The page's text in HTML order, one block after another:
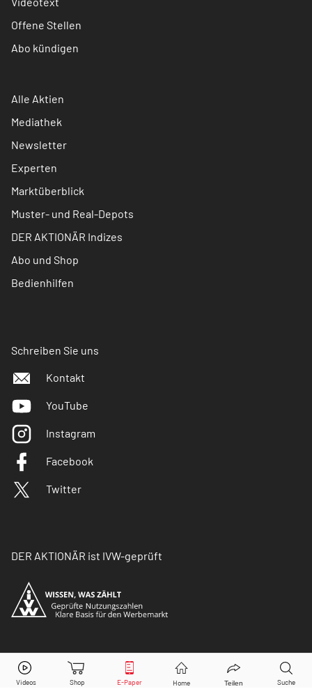
Offene Stellen
Abo kündigen
Alle Aktien
Mediathek
Newsletter
Experten
Marktüberblick
Muster- und Real-Depots
DER AKTIONÄR Indizes
Abo und Shop
Bedienhilfen
Schreiben Sie uns
Kontakt
YouTube
Instagram
Facebook
Twitter
DER AKTIONÄR ist IVW-geprüft
© Copyright 2026 Börsenmedien AG. Alle Rechte